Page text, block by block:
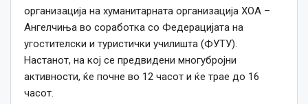
организација на хуманитарната организација ХОА –
Ангелчиња во соработка со Федерацијата на
угостителски и туристички училишта (ФУТУ).
Настанот, на кој се предвидени многубројни
активности, ќе почне во 12 часот и ќе трае до 16
часот.